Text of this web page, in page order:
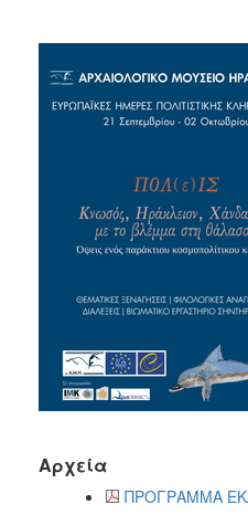
Αρχεία
ΠΡΟΓΡΑΜΜΑ